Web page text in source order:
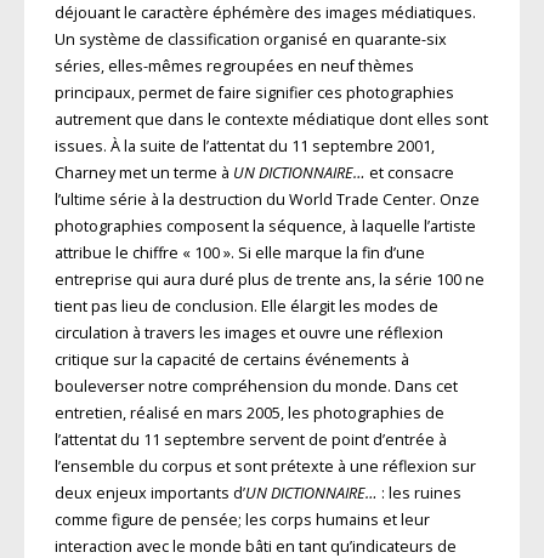
déjouant le caractère éphémère des images médiatiques.
Un système de classification organisé en quarante-six
séries, elles-mêmes regroupées en neuf thèmes
principaux, permet de faire signifier ces photographies
autrement que dans le contexte médiatique dont elles sont
issues. À la suite de l’attentat du 11 septembre 2001,
Charney met un terme à UN DICTIONNAIRE… et consacre
l’ultime série à la destruction du World Trade Center. Onze
photographies composent la séquence, à laquelle l’artiste
attribue le chiffre « 100 ». Si elle marque la fin d’une
entreprise qui aura duré plus de trente ans, la série 100 ne
tient pas lieu de conclusion. Elle élargit les modes de
circulation à travers les images et ouvre une réflexion
critique sur la capacité de certains événements à
bouleverser notre compréhension du monde. Dans cet
entretien, réalisé en mars 2005, les photographies de
l’attentat du 11 septembre servent de point d’entrée à
l’ensemble du corpus et sont prétexte à une réflexion sur
deux enjeux importants d’UN DICTIONNAIRE… : les ruines
comme figure de pensée; les corps humains et leur
interaction avec le monde bâti en tant qu’indicateurs de